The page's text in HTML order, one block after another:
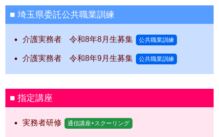
埼玉県委託公共職業訓練
介護実務者 令和8年8月生募集 公共職業訓練
介護実務者 令和8年9月生募集 公共職業訓練
指定講座
実務者研修 通信講座+スクーリング